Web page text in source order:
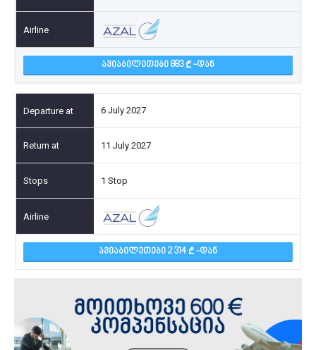
ᲐᲕᲘᲐᲑᲘᲚᲔᲗᲔᲑᲘ 883 -ᲓᲐᲜ
6 July 2027
11 July 2027
1 Stop
ᲐᲕᲘᲐᲑᲘᲚᲔᲗᲔᲑᲘ 2 314 -ᲓᲐᲜ